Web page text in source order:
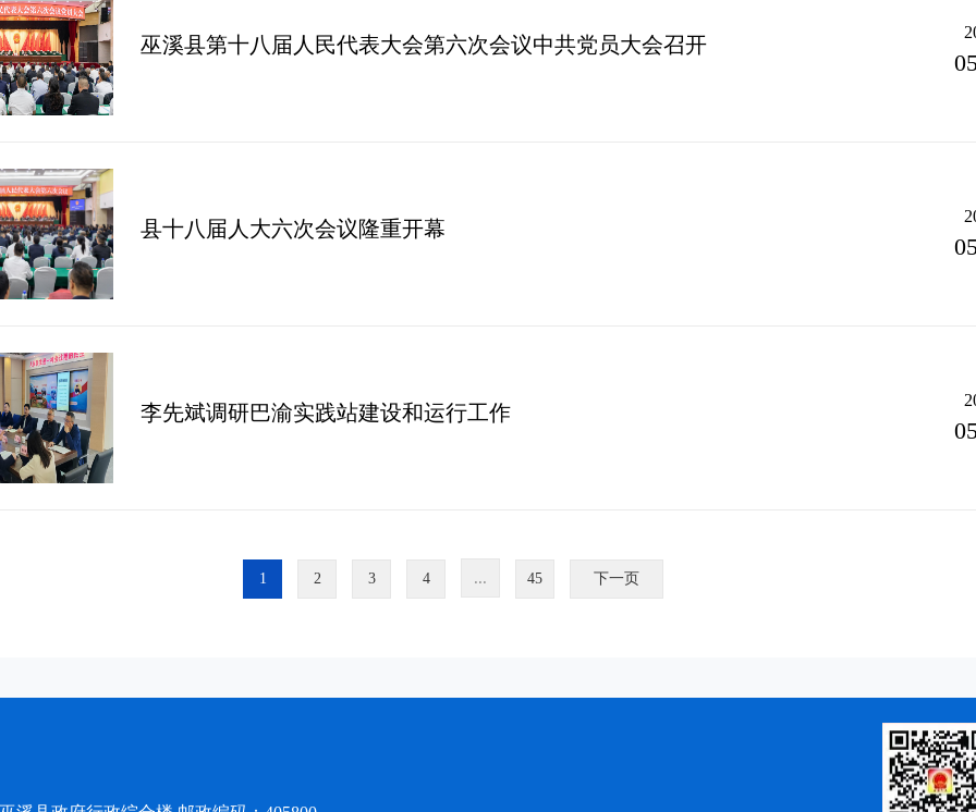
巫溪县第十八届人民代表大会第六次会议中共党员大会召开
县十八届人大六次会议隆重开幕
李先斌调研巴渝实践站建设和运行工作
1 2 3 4 ... 45 下一页